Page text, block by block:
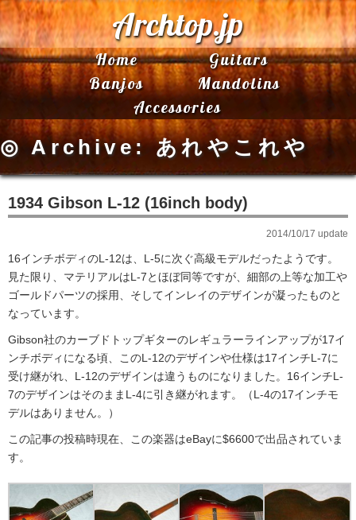
Archtop.jp
Home
Guitars
Banjos
Mandolins
Accessories
◎ Archive: あれやこれや
1934 Gibson L-12 (16inch body)
2014/10/17 update
16インチボディのL-12は、L-5に次ぐ高級モデルだったようです。
見た限り、マテリアルはL-7とほぼ同等ですが、細部の上等な加工や
ゴールドパーツの採用、そしてインレイのデザインが凝ったものと
なっています。
Gibson社のカーブドトップギターのレギュラーラインアップが17イ
ンチボディになる頃、このL-12のデザインや仕様は17インチL-7に
受け継がれ、L-12のデザインは違うものになりました。16インチL-
7のデザインはそのままL-4に引き継がれます。（L-4の17インチモ
デルはありません。）
この記事の投稿時現在、この楽器はeBayに$6600で出品されていま
す。